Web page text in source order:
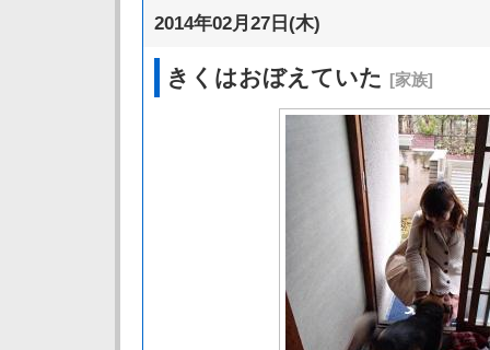
2014年02月27日(木)
きくはおぼえていた [家族]